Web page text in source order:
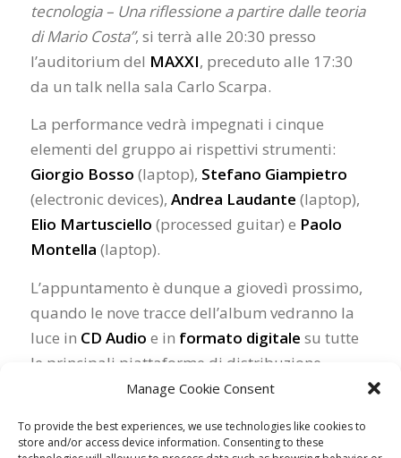
Manage Cookie Consent
To provide the best experiences, we use technologies like cookies to
store and/or access device information. Consenting to these
tecnologia – Una riflessione a partire dalle teoria
di Mario Costa”, si terrà alle 20:30 presso
l’auditorium del MAXXI, preceduto alle 17:30
da un talk nella sala Carlo Scarpa.
La performance vedrà impegnati i cinque
elementi del gruppo ai rispettivi strumenti:
Giorgio Bosso (laptop), Stefano Giampietro
(electronic devices), Andrea Laudante (laptop),
Elio Martusciello (processed guitar) e Paolo
Montella (laptop).
L’appuntamento è dunque a giovedì prossimo,
quando le nove tracce dell’album vedranno la
luce in CD Audio e in formato digitale su tutte
le principali piattaforme di distribuzione.